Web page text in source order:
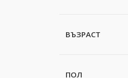
ВЪЗРАСТ
ПОЛ